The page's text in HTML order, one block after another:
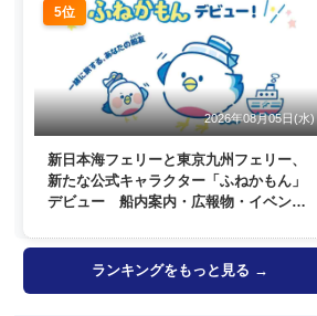
5位
2026年08月05日(水)
新日本海フェリーと東京九州フェリー、
新たな公式キャラクター「ふねかもん」
デビュー 船内案内・広報物・イベン
ランキングをもっと見る →